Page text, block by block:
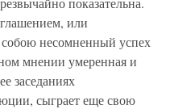
или
несомненный успех
мнении умеренная и
заседаниях
сыграет еще свою